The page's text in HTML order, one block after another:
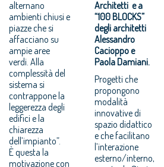
alternano
ambienti chiusi e
piazze che si
affacciano su
ampie aree
verdi. Alla
complessità del
sistema si
contrappone la
leggerezza degli
edifici e la
chiarezza
dell’impianto”.
È questa la
motivazione con
Architetti e a
“100 BLOCKS”
degli architetti
Alessandro
Cacioppo e
Paola Damiani.
Progetti che
propongono
modalità
innovative di
spazio didattico
e che facilitano
l’interazione
esterno/interno,